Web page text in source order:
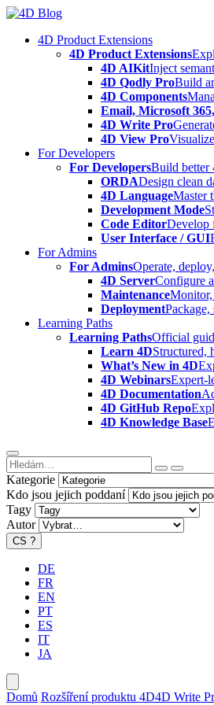
Skip
content4D Product Extensions
4D Product Extensions
4D AIKitInject
4D Qodly ProBuild
4D Components
Email, Microsoft
4D Write Pro
4D View Pro
For Developers
For DevelopersBuild better
ORDADesign clean
4D LanguageMaster
Development Mode
Code EditorDevelop
User Interface / GUI
For Admins
For AdminsOperate,
4D ServerConfigure
MaintenanceMonitor,
Deployment
Learning Paths
Learning PathsOfficial
Learn 4DStructured,
What’s New in 4D
4D WebinarsExpert-
4D Documentation
4D GitHub Repo
4D Knowledge Base
Kategorie
Kdo jsou jejich poddaní
Tagy
Autor
CS ?
DE
FR
EN
PT
ES
IT
JA
Domů Rozšíření produktu 4D4D Write